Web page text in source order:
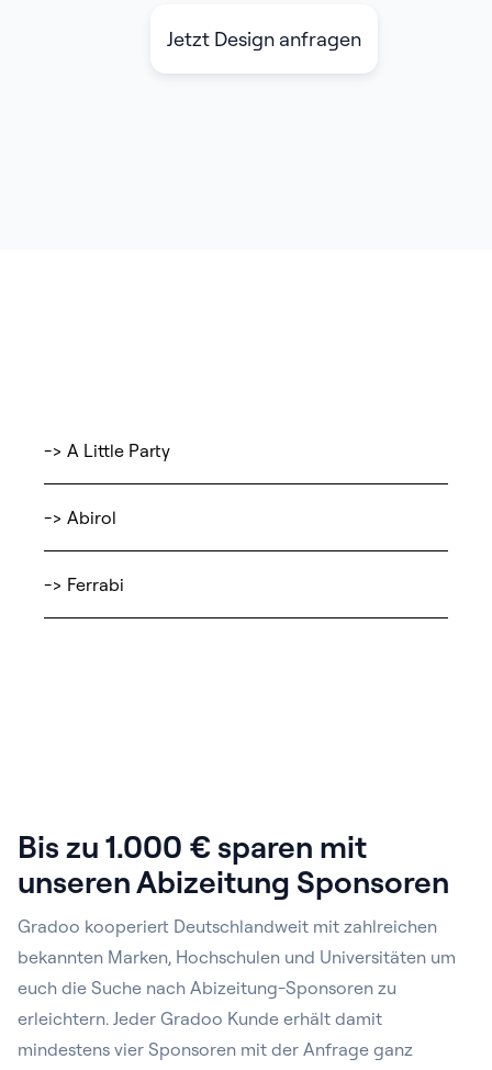
Jetzt Design anfragen
-> A Little Party
-> Abirol
-> Ferrabi
Bis zu 1.000 € sparen mit
unseren Abizeitung Sponsoren
Gradoo kooperiert Deutschlandweit mit zahlreichen
bekannten Marken, Hochschulen und Universitäten um
euch die Suche nach Abizeitung-Sponsoren zu
erleichtern. Jeder Gradoo Kunde erhält damit
mindestens vier Sponsoren mit der Anfrage ganz